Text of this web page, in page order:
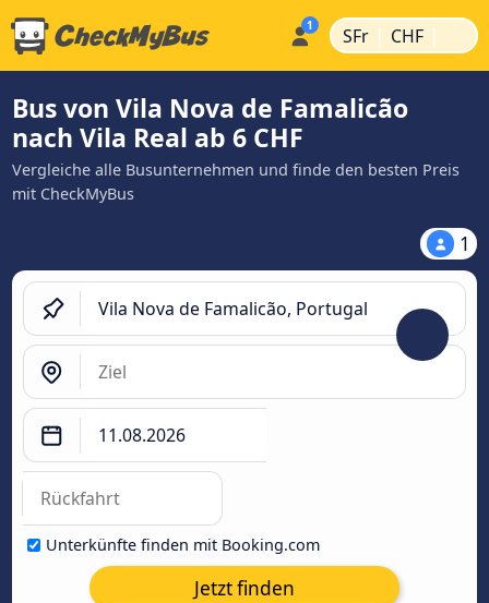
SFr | CHF |
Bus von Vila Nova de Famalicão
nach Vila Real ab 6 CHF
Vergleiche alle Busunternehmen und finde den besten Preis
mit CheckMyBus
1
Unterkünfte finden mit Booking.com
Jetzt finden